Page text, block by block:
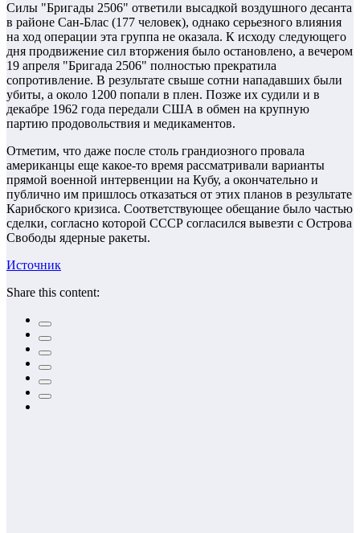
Силы "Бригады 2506" ответили высадкой воздушного десанта
в районе Сан-Блас (177 человек), однако серьезного влияния
на ход операции эта группа не оказала. К исходу следующего
дня продвижение сил вторжения было остановлено, а вечером
19 апреля "Бригада 2506" полностью прекратила
сопротивление. В результате свыше сотни нападавших были
убиты, а около 1200 попали в плен. Позже их судили и в
декабре 1962 года передали США в обмен на крупную
партию продовольствия и медикаментов.
Отметим, что даже после столь грандиозного провала
американцы еще какое-то время рассматривали варианты
прямой военной интервенции на Кубу, а окончательно и
публично им пришлось отказаться от этих планов в результате
Карибского кризиса. Соответствующее обещание было частью
сделки, согласно которой СССР согласился вывезти с Острова
Свободы ядерные ракеты.
Источник
Share this content: